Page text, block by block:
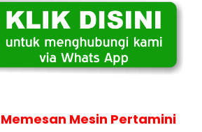
Mesin Pertamini